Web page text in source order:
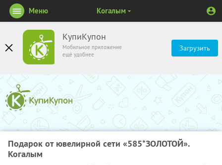
КупиКупон
Мобильное приложение
ещё удобнее
Загрузить
Меню Когалым
Подарок от ювелирной сети «585*ЗОЛОТОЙ».
Когалым